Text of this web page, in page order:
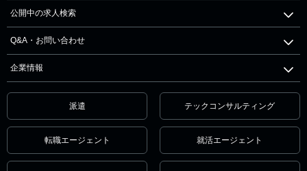
公開中の求人検索
Q&A・お問い合わせ
企業情報
派遣 テックコンサルティング
転職エージェント 就活エージェント